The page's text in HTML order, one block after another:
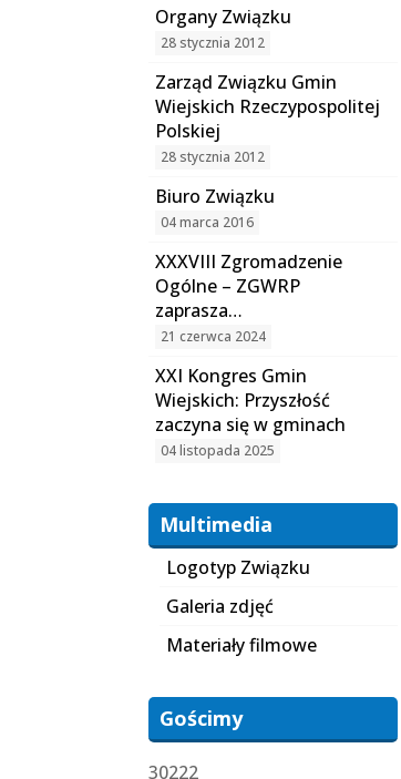
Organy Związku
28 stycznia 2012
Zarząd Związku Gmin
Wiejskich Rzeczypospolitej
Polskiej
28 stycznia 2012
Biuro Związku
04 marca 2016
XXXVIII Zgromadzenie
Ogólne – ZGWRP
zaprasza…
21 czerwca 2024
XXI Kongres Gmin
Wiejskich: Przyszłość
zaczyna się w gminach
04 listopada 2025
Multimedia
Logotyp Związku
Galeria zdjęć
Materiały filmowe
Gościmy
30222